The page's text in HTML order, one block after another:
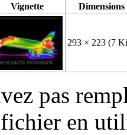
Vignette Dimensions
293 × 223(7
pas
en